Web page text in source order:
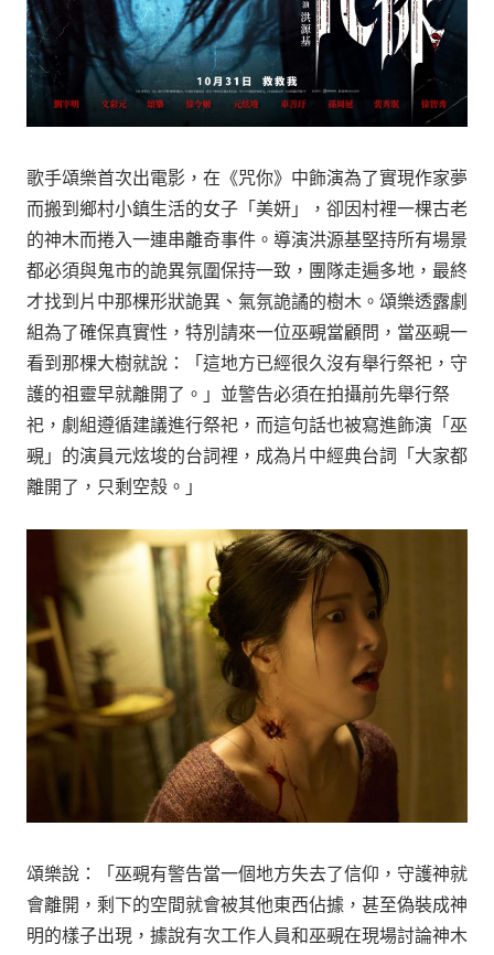
歌手頌樂首次出電影，在《咒你》中飾演為了實現作家夢
而搬到鄉村小鎮生活的女子「美妍」，卻因村裡一棵古老
的神木而捲入一連串離奇事件。導演洪源基堅持所有場景
都必須與鬼市的詭異氛圍保持一致，團隊走遍多地，最終
才找到片中那棵形狀詭異、氣氛詭譎的樹木。頌樂透露劇
組為了確保真實性，特別請來一位巫覡當顧問，當巫覡一
看到那棵大樹就說：「這地方已經很久沒有舉行祭祀，守
護的祖靈早就離開了。」並警告必須在拍攝前先舉行祭
祀，劇組遵循建議進行祭祀，而這句話也被寫進飾演「巫
覡」的演員元炫埈的台詞裡，成為片中經典台詞「大家都
離開了，只剩空殼。」
頌樂說：「巫覡有警告當一個地方失去了信仰，守護神就
會離開，剩下的空間就會被其他東西佔據，甚至偽裝成神
明的樣子出現，據說有次工作人員和巫覡在現場討論神木